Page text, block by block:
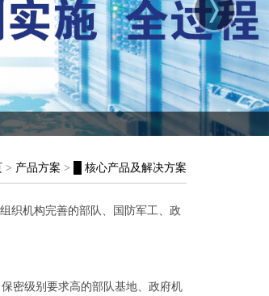
> 产品方案 > █ 核心产品及解决方案
织机构完善的部队、国防军工、 政
密级别要求高的部队基地、政府机